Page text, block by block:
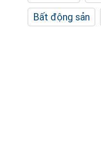
Bất động sản